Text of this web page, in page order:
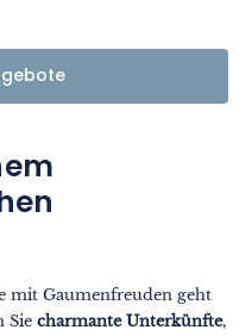
mit Gaumenfreuden geht
Sie charmante Unterkünfte,